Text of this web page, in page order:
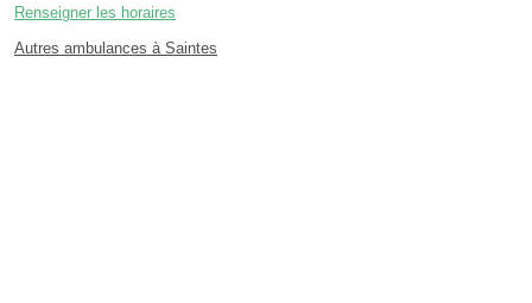
Renseigner les horaires
Autres ambulances à Saintes